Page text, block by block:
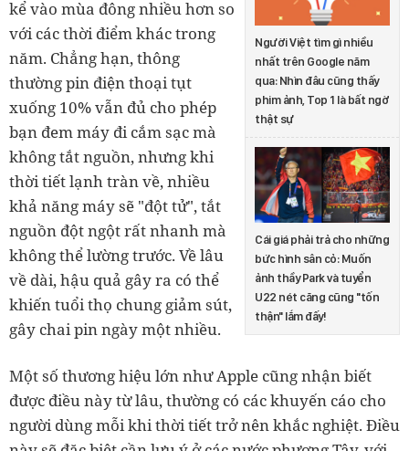
Người Việt tìm gì nhiều
nhất trên Google năm
qua: Nhìn đâu cũng thấy
phim ảnh, Top 1 là bất ngờ
thật sự
Cái giá phải trả cho những
bức hình sân cỏ: Muốn
ảnh thầy Park và tuyển
U22 nét căng cũng "tốn
thận" lắm đấy!
kể vào mùa đông nhiều hơn so
với các thời điểm khác trong
năm. Chẳng hạn, thông
thường pin điện thoại tụt
xuống 10% vẫn đủ cho phép
bạn đem máy đi cắm sạc mà
không tắt nguồn, nhưng khi
thời tiết lạnh tràn về, nhiều
khả năng máy sẽ "đột tử", tắt
nguồn đột ngột rất nhanh mà
không thể lường trước. Về lâu
về dài, hậu quả gây ra có thể
khiến tuổi thọ chung giảm sút,
gây chai pin ngày một nhiều.
Một số thương hiệu lớn như Apple cũng nhận biết
được điều này từ lâu, thường có các khuyến cáo cho
người dùng mỗi khi thời tiết trở nên khắc nghiệt. Điều